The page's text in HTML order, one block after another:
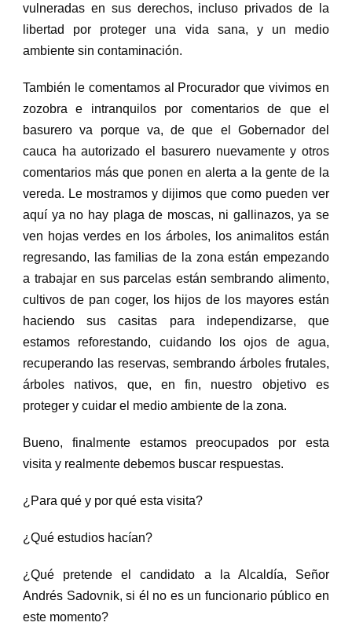
vulneradas en sus derechos, incluso privados de la
libertad por proteger una vida sana, y un medio
ambiente sin contaminación.
También le comentamos al Procurador que vivimos en
zozobra e intranquilos por comentarios de que el
basurero va porque va, de que el Gobernador del
cauca ha autorizado el basurero nuevamente y otros
comentarios más que ponen en alerta a la gente de la
vereda. Le mostramos y dijimos que como pueden ver
aquí ya no hay plaga de moscas, ni gallinazos, ya se
ven hojas verdes en los árboles, los animalitos están
regresando, las familias de la zona están empezando
a trabajar en sus parcelas están sembrando alimento,
cultivos de pan coger, los hijos de los mayores están
haciendo sus casitas para independizarse, que
estamos reforestando, cuidando los ojos de agua,
recuperando las reservas, sembrando árboles frutales,
árboles nativos, que, en fin, nuestro objetivo es
proteger y cuidar el medio ambiente de la zona.
Bueno, finalmente estamos preocupados por esta
visita y realmente debemos buscar respuestas.
¿Para qué y por qué esta visita?
¿Qué estudios hacían?
¿Qué pretende el candidato a la Alcaldía, Señor
Andrés Sadovnik, si él no es un funcionario público en
este momento?